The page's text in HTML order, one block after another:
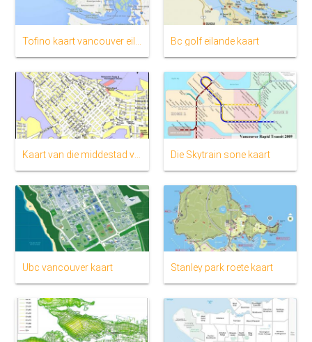
Bc golf eilande kaart
Die Skytrain sone kaart
Ubc vancouver kaart Stanley park roete kaart